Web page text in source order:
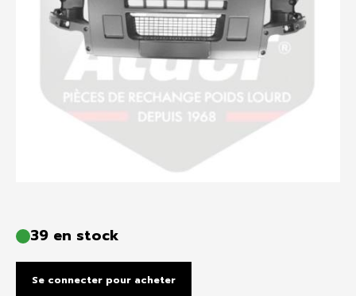
39 en stock
Se connecter pour acheter